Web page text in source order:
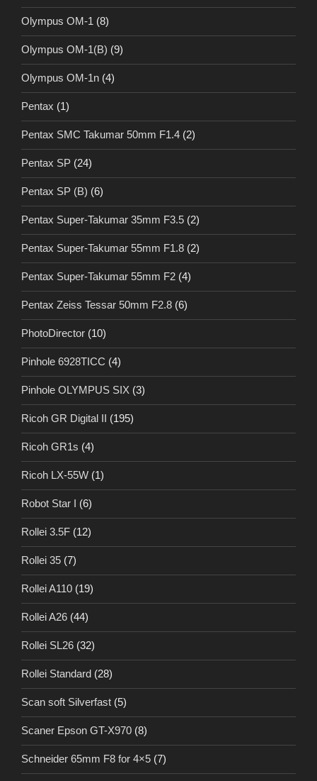
Olympus OM-1 (8)
Olympus OM-1(B) (9)
Olympus OM-1n (4)
Pentax (1)
Pentax SMC Takumar 50mm F1.4 (2)
Pentax SP (24)
Pentax SP (B) (6)
Pentax Super-Takumar 35mm F3.5 (2)
Pentax Super-Takumar 55mm F1.8 (2)
Pentax Super-Takumar 55mm F2 (4)
Pentax Zeiss Tessar 50mm F2.8 (6)
PhotoDirector (10)
Pinhole 6928TICC (4)
Pinhole OLYMPUS SIX (3)
Ricoh GR Digital II (195)
Ricoh GR1s (4)
Ricoh LX-55W (1)
Robot Star I (6)
Rollei 3.5F (12)
Rollei 35 (7)
Rollei A110 (19)
Rollei A26 (44)
Rollei SL26 (32)
Rollei Standard (28)
Scan soft Silverfast (5)
Scaner Epson GT-X970 (8)
Schneider 65mm F8 for 4×5 (7)